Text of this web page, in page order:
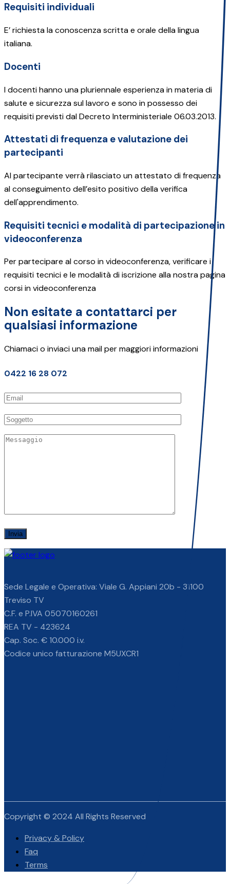
Requisiti individuali
E’ richiesta la conoscenza scritta e orale della lingua
italiana.
Docenti
I docenti hanno una pluriennale esperienza in materia di
salute e sicurezza sul lavoro e sono in possesso dei
requisiti previsti dal Decreto Interministeriale 06.03.2013.
Attestati di frequenza e valutazione dei
partecipanti
Al partecipante verrà rilasciato un attestato di frequenza
al conseguimento dell’esito positivo della verifica
dell'apprendimento.
Requisiti tecnici e modalità di partecipazione in
videoconferenza
Per partecipare al corso in videoconferenza, verificare i
requisiti tecnici e le modalità di iscrizione alla nostra pagina
corsi in videoconferenza
Non esitate a contattarci per
qualsiasi informazione
Chiamaci o inviaci una mail per maggiori informazioni
0422 16 28 072
Invia
Sede Legale e Operativa: Viale G. Appiani 20b - 31100
Treviso TV
C.F. e P.IVA 05070160261
REA TV - 423624
Cap. Soc. € 10.000 i.v.
Codice unico fatturazione M5UXCR1
Copyright © 2024 All Rights Reserved
Privacy & Policy
Faq
Terms